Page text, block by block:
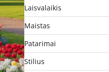
Laisvalaikis
Maistas
Patarimai
Stilius